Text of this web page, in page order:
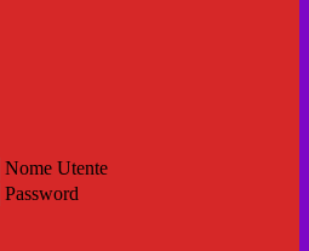
Nome Utente
Password